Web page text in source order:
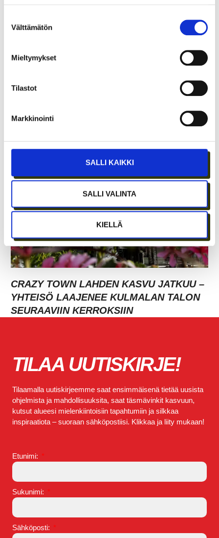
valinta
Välttämätön
Mieltymykset
Tilastot
Markkinointi
SALLI KAIKKI
SALLI VALINTA
KIELLÄ
ETÄTYÖN HONEYMOON-VAIHE ON OHI –
IHMISTEN AIDOISSA KOHTAAMISISSA
CRAZY TOWN LAHDEN KASVU JATKUU –
YHTEISÖ LAAJENEE KULMALAN TALON
SEURAAVIIN KERROKSIIN
TILAA UUTISKIRJE!
Tilaamalla uutiskirjeemme saat ensimmäisenä tietää uusista
ohjelmista ja mahdollisuuksita, saat täsmävinkit kasvuun,
kutsut alueesi mielenkiintoisiin tapahtumiin ja silkkaa
inspiraatiota – suoraan sähköpostiisi. Klikkaa ja liity mukaan!
Etunimi:
Sukunimi:
Sähköposti: